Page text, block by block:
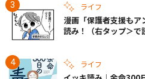
ライフ
漫画「保護者支援も
読み！（右タップ＞で
ライフ